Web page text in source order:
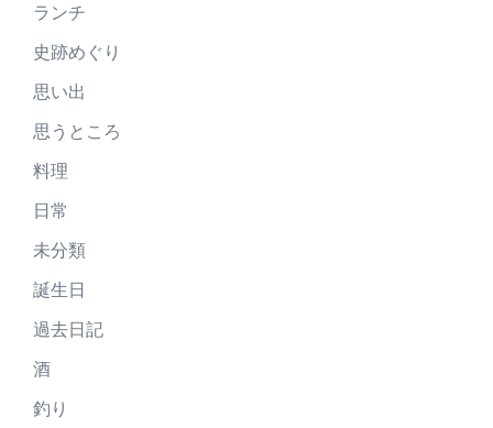
ランチ
史跡めぐり
思い出
思うところ
料理
日常
未分類
誕生日
過去日記
酒
釣り